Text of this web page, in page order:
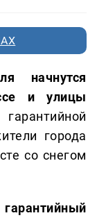
начнутся
и улицы
города
со снегом